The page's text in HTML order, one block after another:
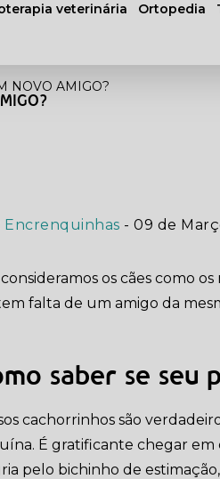
veterinária ortopedia
NOVO AMIGO?
Encrenquinhas - 09 de
os cães como
falta de um amigo da
saber se seu
cachorrinhos são
É gratificante chegar em
pelo bichinho de